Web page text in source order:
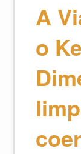
A
o